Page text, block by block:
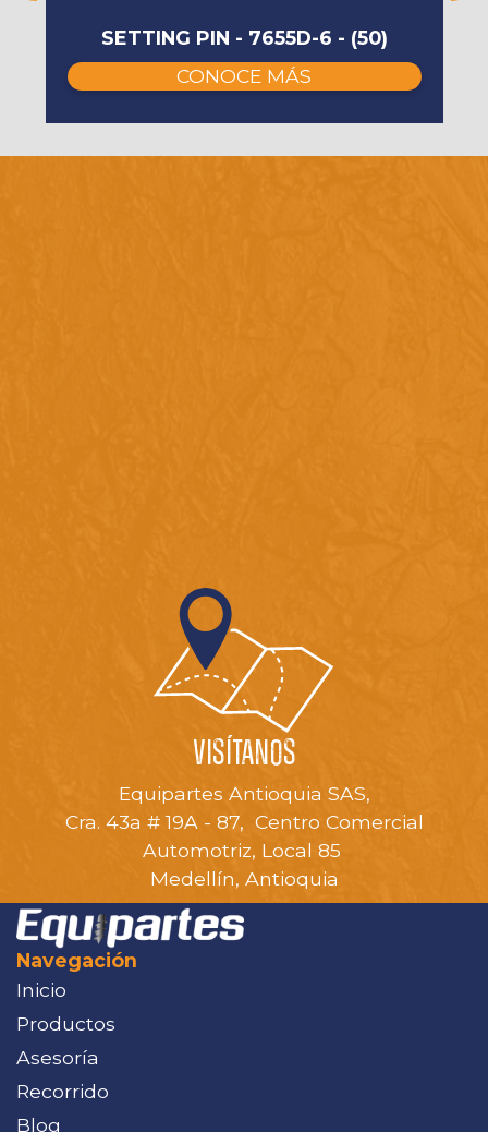
SETTING PIN - 7655D-6 - (50)
CONOCE MÁS
VISÍTANOS
Equipartes Antioquia SAS,
Cra. 43a # 19A - 87, Centro Comercial
Automotriz, Local 85
Medellín, Antioquia
Navegación
Inicio
Productos
Asesoría
Recorrido
Blog